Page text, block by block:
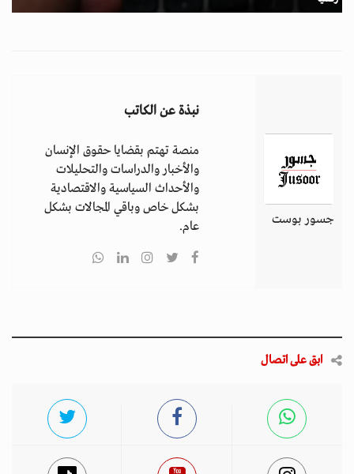
جسور بوست
نبذة عن الكاتب
منصة تهتم بقضايا حقوق الإنسان
والأخبار والدراسات والتحليلات
والأحداث السياسية والاقتصادية
بشكل خاص وباقي المجالات بشكل
عام.
ابق على اتصال